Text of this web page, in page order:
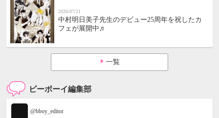
2026/07/21
中村明日美子先生のデビュー25周年を祝したカ
フェが展開中♬
一覧
ビーボーイ編集部
@bboy_editor